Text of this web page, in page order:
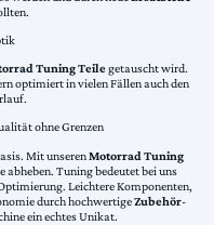
Tuning Teilegetauscht wird.
optimiert in vielen Fällen auch den
ohne Grenzen
Mit unserenMotorrad Tuning
abheben. Tuning bedeutet bei uns
Leichtere Komponenten,
durch hochwertigeZubehör-
ein echtes Unikat.